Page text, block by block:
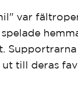
var
ut till deras